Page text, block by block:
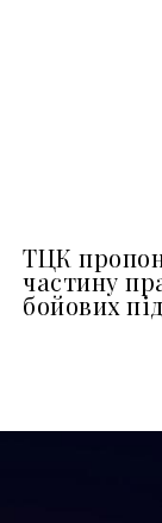
ТЦК
частину
бойових